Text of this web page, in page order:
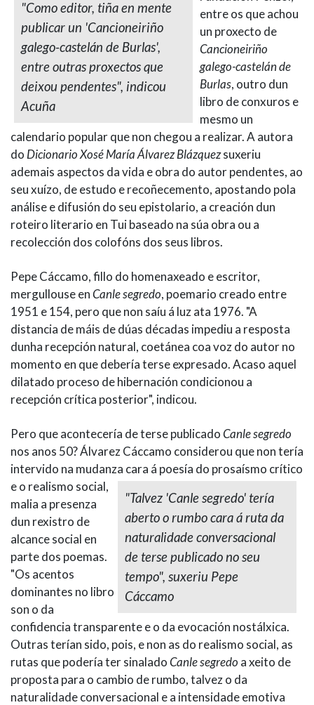
"Como editor, tiña en mente
publicar un 'Cancioneiriño
galego-castelán de Burlas',
entre outras proxectos que
deixou pendentes", indicou
Acuña
entre os que achou
un proxecto de
Cancioneiriño
galego-castelán de
Burlas, outro dun
libro de conxuros e
mesmo un
calendario popular que non chegou a realizar. A autora
do Dicionario Xosé María Álvarez Blázquezsuxeriu
ademais aspectos da vida e obra do autor pendentes, ao
seu xuízo, de estudo e recoñecemento, apostando pola
análise e difusión do seu epistolario, a creación dun
roteiro literario en Tui baseado na súa obra ou a
recolección dos colofóns dos seus libros.
Pepe Cáccamo, fillo do homenaxeado e escritor,
mergullouse enCanle segredo, poemario creado entre
1951 e 154, pero que non saíu á luz ata 1976. "A
distancia de máis de dúas décadas impediu a resposta
dunha recepción natural, coetánea coa voz do autor no
momento en que debería terse expresado. Acaso aquel
dilatado proceso de hibernación condicionou a
recepción crítica posterior", indicou.
Pero que acontecería de terse publicadoCanle segredo
nos anos 50? Álvarez Cáccamo considerou que non tería
intervido na mudanza cara á poesía do prosaísmo crítico
e o
"Talvez 'Canle segredo' tería
aberto o rumbo cara á ruta da
naturalidade conversacional
de terse publicado no seu
tempo", suxeriu Pepe
Cáccamo
realismo social,
malia a presenza
dun rexistro de
alcance social en
parte dos poemas.
"Os acentos
dominantes no libro
son o da
confidencia transparente e o da evocación nostálxica.
Outras terían sido, pois, e non as do realismo social, as
rutas que podería ter sinaladoCanle segredo a xeito de
proposta para o cambio de rumbo, talvez o da
naturalidade conversacional e a intensidade emotiva